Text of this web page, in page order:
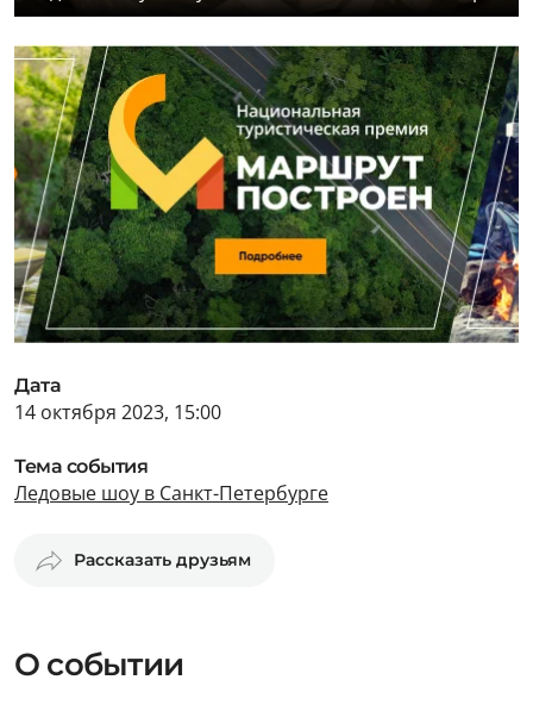
Дата
14 октября 2023, 15:00
Тема события
Ледовые шоу в Санкт-Петербурге
Рассказать друзьям
О событии